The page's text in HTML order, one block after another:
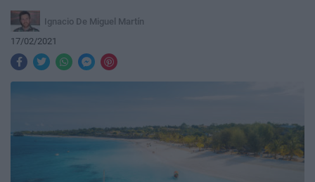
Ignacio De Miguel Martín
17/02/2021